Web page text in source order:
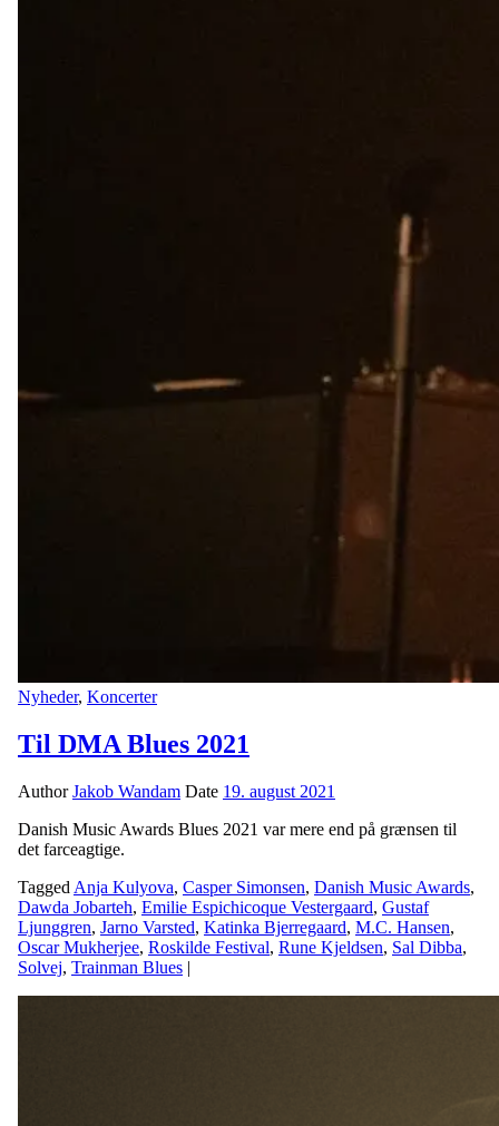
Nyheder, Koncerter
Til DMA Blues 2021
AuthorJakob Wandam Date 19. august 2021
Danish Music Awards Blues 2021 var mere end på grænsen til
det farceagtige.
Tagged Anja Kulyova, Casper Simonsen, Danish Music Awards,
Dawda Jobarteh, Emilie Espichicoque Vestergaard, Gustaf
Ljunggren, Jarno Varsted, Katinka Bjerregaard, M.C. Hansen,
Oscar Mukherjee, Roskilde Festival, Rune Kjeldsen, Sal Dibba,
Solvej, Trainman Blues |